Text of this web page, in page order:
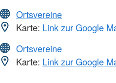
Ortsvereine
Karte: Link zur Google
Ortsvereine
Karte: Link zur Google